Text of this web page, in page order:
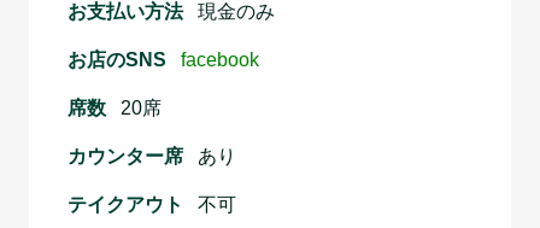
お支払い方法 現金のみ
お店のSNS facebook
席数 20席
カウンター席 あり
テイクアウト 不可